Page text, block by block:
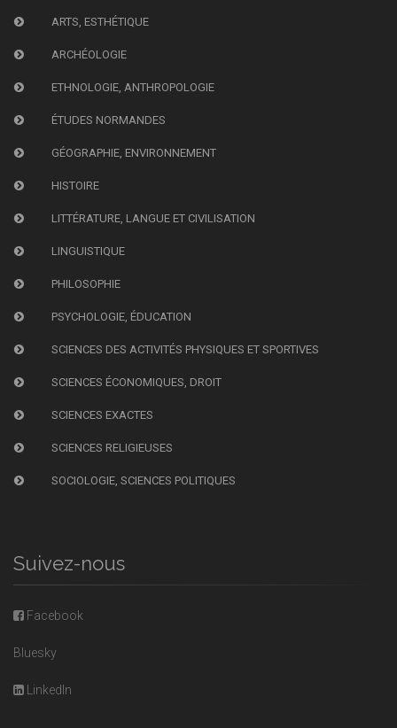
ARTS, ESTHÉTIQUE
ARCHÉOLOGIE
ETHNOLOGIE, ANTHROPOLOGIE
ÉTUDES NORMANDES
GÉOGRAPHIE, ENVIRONNEMENT
HISTOIRE
LITTÉRATURE, LANGUE ET CIVILISATION
LINGUISTIQUE
PHILOSOPHIE
PSYCHOLOGIE, ÉDUCATION
SCIENCES DES ACTIVITÉS PHYSIQUES ET SPORTIVES
SCIENCES ÉCONOMIQUES, DROIT
SCIENCES EXACTES
SCIENCES RELIGIEUSES
SOCIOLOGIE, SCIENCES POLITIQUES
Suivez-nous
Facebook
Bluesky
LinkedIn